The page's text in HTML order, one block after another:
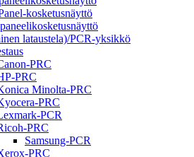
kosketusnäyttö
lataustela)/PCR-yksikkö
PRC
PRC
Minolta-PRC
PRC
PCR
PRC
Samsung-PCR
PRC